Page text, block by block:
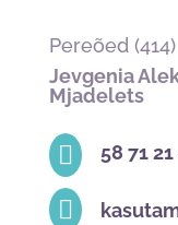
Pereõed (414)
Jevgenia
Mjadelets
 58 71
